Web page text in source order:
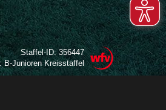
Staffel-ID: 356447
B-Junioren Kreisstaffel